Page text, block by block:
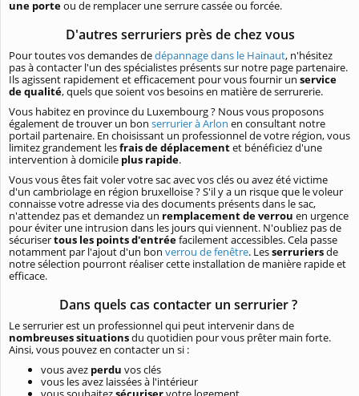
une porteou de remplacer une serrure cassée ou forcée.
D'autres serruriers près de chez vous
Pour toutes vos demandes dedépannage dans le Hainaut, n'hésitez
pas à contacter l'un des spécialistes présents sur notre page partenaire.
Ils agissent rapidement et efficacement pour vous fournir un service
de qualité, quels que soient vos besoins en matière de serrurerie.
Vous habitez en province du Luxembourg ? Nous vous proposons
également de trouver un bon serrurier à Arlon en consultant notre
portail partenaire. En choisissant un professionnel de votre région, vous
limitez grandement lesfrais de déplacementet bénéficiez d'une
intervention à domicile plus rapide.
Vous vous êtes fait voler votre sac avec vos clés ou avez été victime
d'un cambriolage en région bruxelloise ? S'il y a un risque que le voleur
connaisse votre adresse via des documents présents dans le sac,
n'attendez pas et demandez un remplacement de verrou en urgence
pour éviter une intrusion dans les jours qui viennent. N'oubliez pas de
sécurisertous les points d'entréefacilement accessibles. Cela passe
notamment par l'ajout d'un bon verrou de fenêtre. Lesserruriersde
notre sélection pourront réaliser cette installation de manière rapide et
efficace.
Dans quels cas contacter un serrurier ?
Le serrurier est un professionnel qui peut intervenir dans de
nombreuses situationsdu quotidien pour vous prêter main forte.
Ainsi, vous pouvez en contacter un si :
vous avez perdu vos clés
vous les avez laissées à l'intérieur